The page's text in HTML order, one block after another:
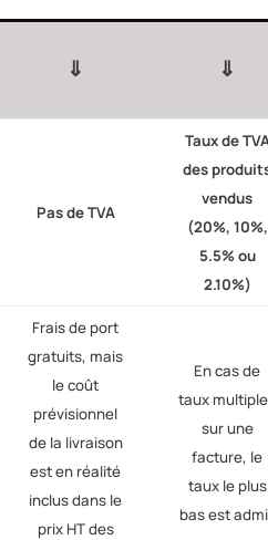
⇓ ⇓
Pas de TVA
Taux de
des
vendus
(20%, 10%,
5.5% ou
2.10%)
Frais de port
gratuits, mais
le coût
prévisionnel
de la livraison
est en réalité
inclus dans le
prix HT des
En cas de
taux
sur une
facture, le
taux le plus
bas est